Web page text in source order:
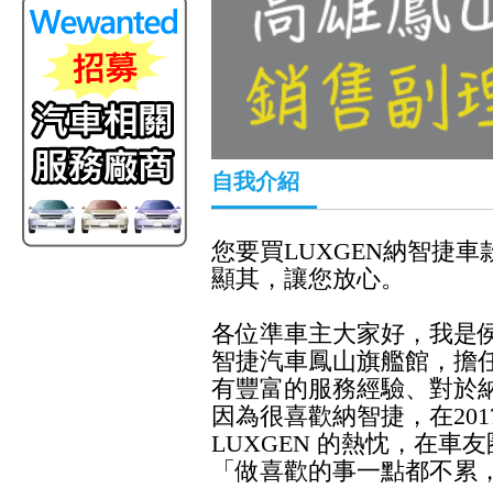
自我介紹
您要買LUXGEN納智捷車
顯其，讓您放心。
各位準車主大家好，我是
智捷汽車鳳山旗艦館，擔
有豐富的服務經驗、對於
因為很喜歡納智捷，在
LUXGEN 的熱忱，在車
「做喜歡的事一點都不